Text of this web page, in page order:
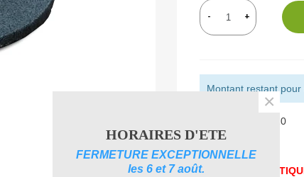
- +
Montant restant
189120
Aimer
UNE
HORAIRES D'ETE
FERMETURE EXCEPTIONNELLE
les 6 et 7 août.
×